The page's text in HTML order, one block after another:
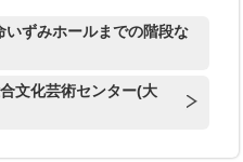
ずみホールまでの階段な
文化芸術センター(大